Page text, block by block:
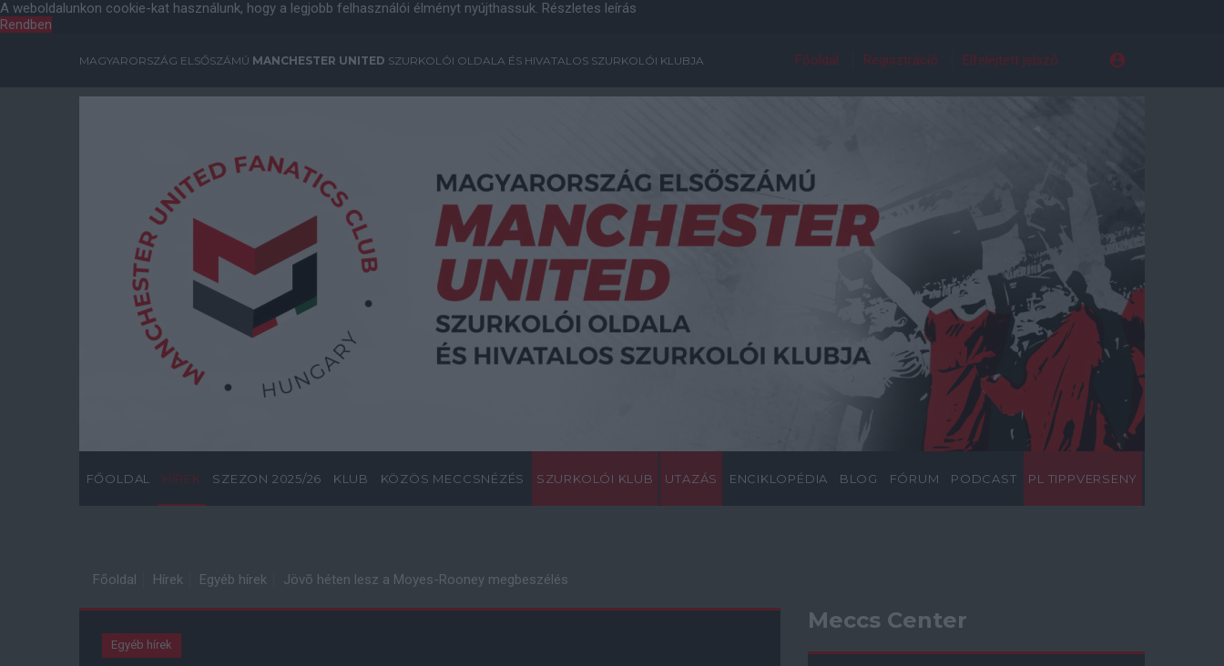
A weboldalunkon cookie-kat használunk, hogy a legjobb felhasználói élményt nyújthassuk. Részletes leírás
Rendben
MAGYARORSZÁG ELSŐSZÁMÚ MANCHESTER UNITED SZURKOLÓI OLDALA ÉS HIVATALOS SZURKOLÓI KLUBJA Főoldal Regisztráció Elfelejtett jelszó
FŐOLDAL HÍREK SZEZON 2025/26 KLUB KÖZÖS MECCSNÉZÉS SZURKOLÓI KLUB UTAZÁS ENCIKLOPÉDIA BLOG FÓRUM PODCAST PL TIPPVERSENY
Főoldal Hírek Egyéb hírek Jövõ héten lesz a Moyes-Rooney megbeszélés
Egyéb hírek
Meccs Center